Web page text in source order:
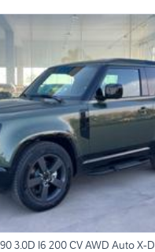
3.0D I6 200 CV AWD Auto X-D